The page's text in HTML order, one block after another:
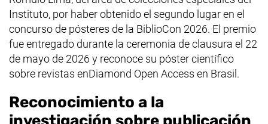
Instituto, por haber obtenido el segundo lugar en el
concurso de pósteres de la BiblioCon 2026. El premio
fue entregado durante la ceremonia de clausura el 22
de mayo de 2026 y reconoce su póster científico
sobre revistas enDiamond Open Access en Brasil.
Reconocimiento a la